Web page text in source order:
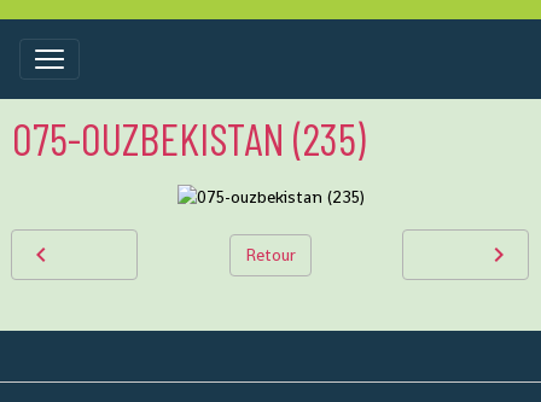
075-OUZBEKISTAN (235)
Retour